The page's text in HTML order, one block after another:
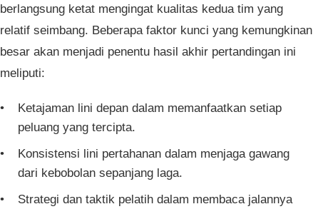
berlangsung ketat mengingat kualitas kedua tim yang
relatif seimbang. Beberapa faktor kunci yang kemungkinan
besar akan menjadi penentu hasil akhir pertandingan ini
meliputi:
Ketajaman lini depan dalam memanfaatkan setiap
peluang yang tercipta.
Konsistensi lini pertahanan dalam menjaga gawang
dari kebobolan sepanjang laga.
Strategi dan taktik pelatih dalam membaca jalannya